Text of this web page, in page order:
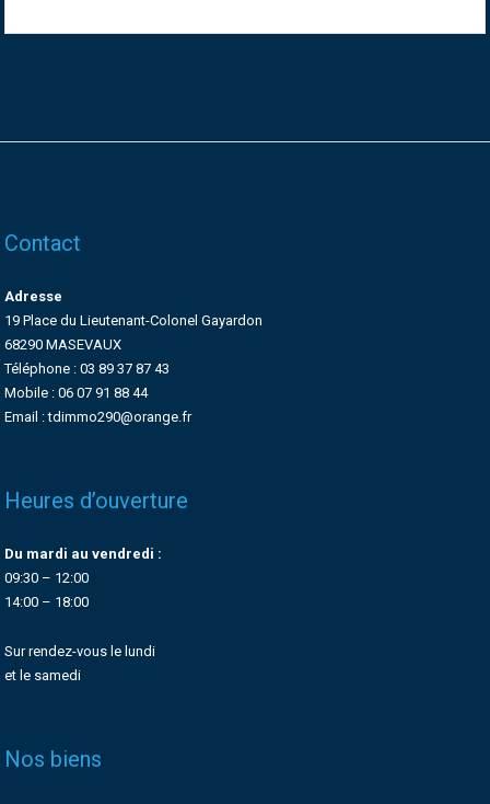
Contact
Adresse
19 Place du Lieutenant-Colonel Gayardon
68290 MASEVAUX
Téléphone : 03 89 37 87 43
Mobile : 06 07 91 88 44
Email : tdimmo290@orange.fr
Heures d’ouverture
Du mardi au vendredi :
09:30 – 12:00
14:00 – 18:00
Sur rendez-vous le lundi
et le samedi
Nos biens